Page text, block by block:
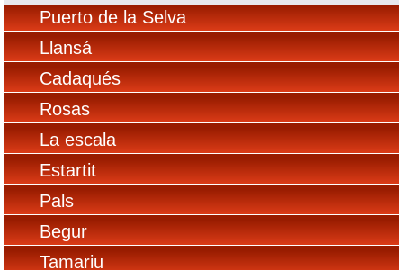
Puerto de la Selva
Llansá
Cadaqués
Rosas
La escala
Estartit
Pals
Begur
Tamariu